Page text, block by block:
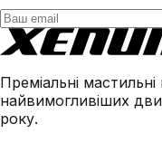
Преміальні
найвимогливіших
року.